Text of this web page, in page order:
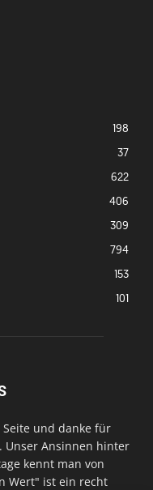
198
37
622
406
309
794
153
101
Seite und danke für
Unser Ansinnen hinter
kennt man von
Wert" ist ein recht